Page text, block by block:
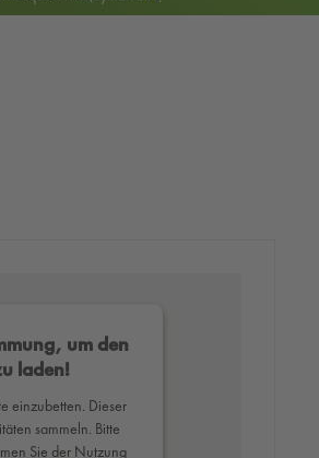
um den
laden!
einzubetten. Dieser
sammeln. Bitte
Sie der Nutzung